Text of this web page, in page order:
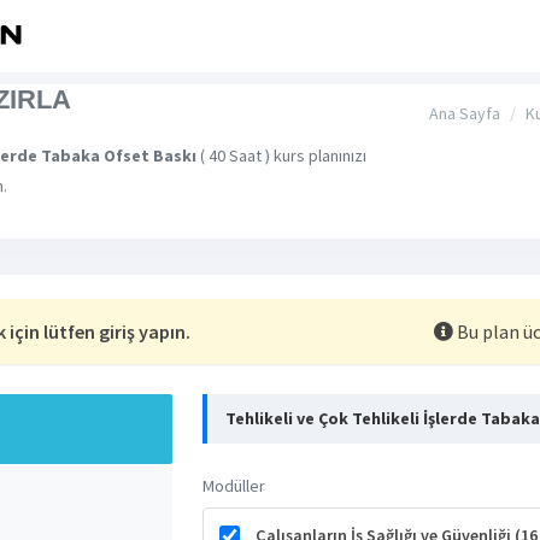
Ana Sayfa
Tabaka Ofset Baskı ( 40 Saat ) kurs planınızı
lütfen giriş yapın. Bu plan
Tehlikeli ve Çok Tehlikeli İşlerde
Modüller
Çalışanların İş Sağlığı ve Güvenliği